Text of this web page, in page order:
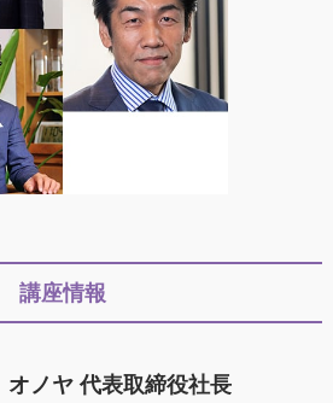
講座情報
オノヤ 代表取締役社長